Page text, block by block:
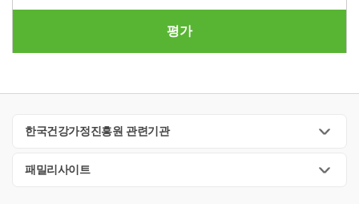
평가
한국건강가정진흥원 관련기관
패밀리사이트